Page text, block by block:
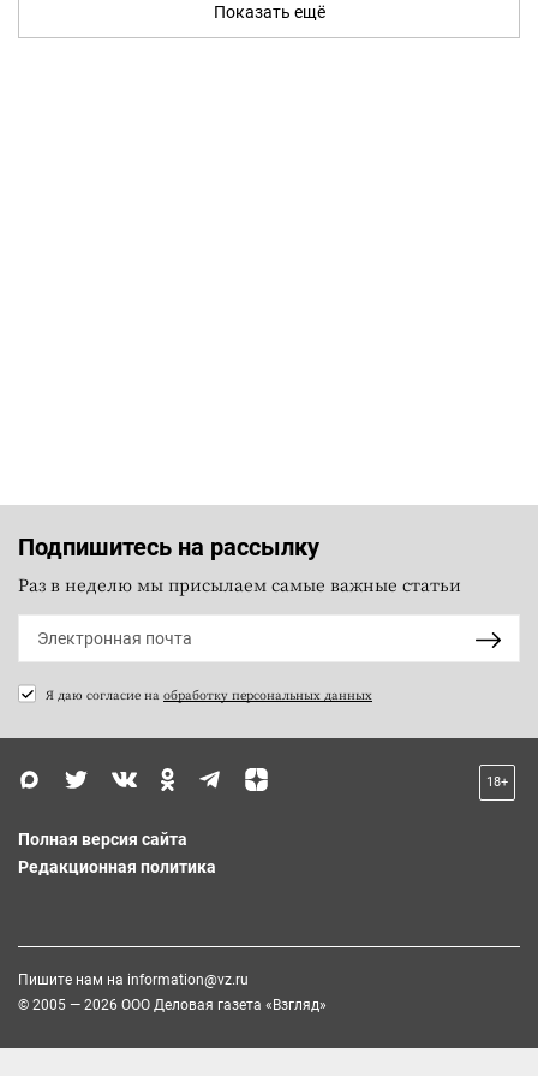
Показать ещё
Подпишитесь на рассылку
Раз в неделю мы присылаем самые важные статьи
Я даю согласие на обработку персональных данных
18+
Полная версия сайта
Редакционная политика
Пишите нам на information@vz.ru
© 2005 — 2026 ООО Деловая газета «Взгляд»